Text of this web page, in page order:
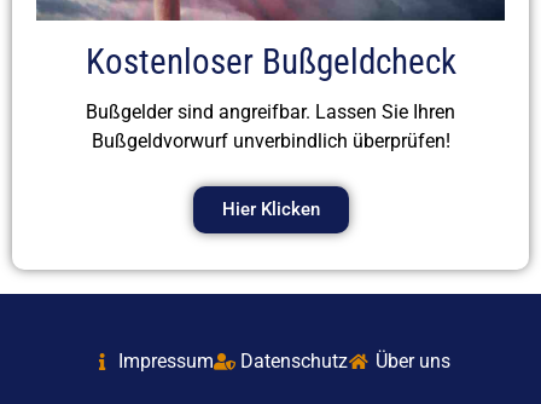
Kostenloser Bußgeldcheck
Bußgelder sind angreifbar. Lassen Sie Ihren
Bußgeldvorwurf unverbindlich überprüfen!
Hier Klicken
Impressum Datenschutz Über uns